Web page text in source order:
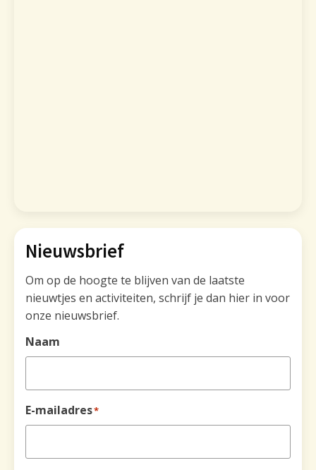
Nieuwsbrief
Om op de hoogte te blijven van de laatste
nieuwtjes en activiteiten, schrijf je dan hier in voor
onze nieuwsbrief.
Naam
E-mailadres*